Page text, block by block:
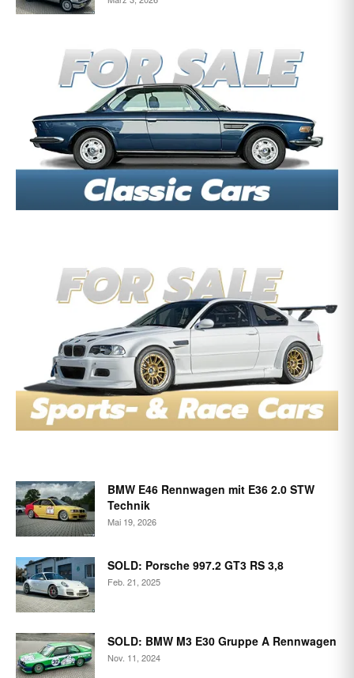
BMW E46 Rennwagen mit E36 2.0 STW
Technik
Mai 19, 2026
SOLD: Porsche 997.2 GT3 RS 3,8
Feb. 21, 2025
SOLD: BMW M3 E30 Gruppe A Rennwagen
Nov. 11, 2024